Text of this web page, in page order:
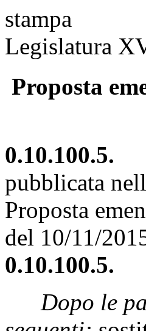
stampa
Legislatura
Proposta
0.10.100.5.
pubblicata
Proposta
del 10/11/
0.10.100.5.
Dopo le